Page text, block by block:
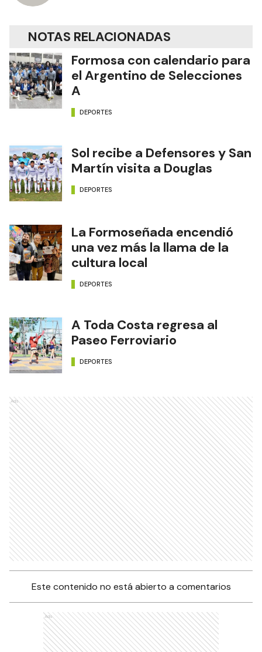
NOTAS RELACIONADAS
Formosa con calendario para
el Argentino de Selecciones
A
DEPORTES
Sol recibe a Defensores y San
Martín visita a Douglas
DEPORTES
La Formoseñada encendió
una vez más la llama de la
cultura local
DEPORTES
A Toda Costa regresa al
Paseo Ferroviario
DEPORTES
Ads
Este contenido no está abierto a comentarios
Ads